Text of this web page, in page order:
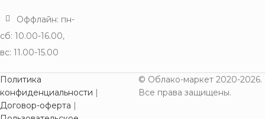
Оффлайн: пн-
сб: 10.00-16.00,
вс: 11.00-15.00
Политика
конфиденциальности |
Договор-оферта |
© Облако-маркет 2020-2026.
Все права защищены.